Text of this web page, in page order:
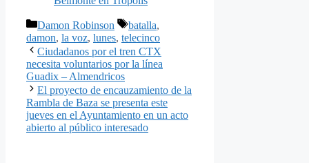
Categorías
Damon Robinson Etiquetas
batalla,
damon, la voz, lunes, telecinco
Ciudadanos por el tren CTX
necesita voluntarios por la línea
Guadix – Almendricos
El proyecto de encauzamiento de la
Rambla de Baza se presenta este
jueves en el Ayuntamiento en un acto
abierto al público interesado